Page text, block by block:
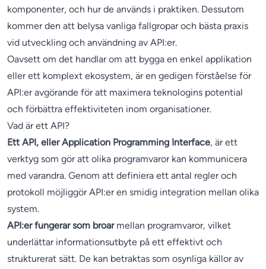
komponenter, och hur de används i praktiken. Dessutom
kommer den att belysa vanliga fallgropar och bästa praxis
vid utveckling och användning av API:er.
Oavsett om det handlar om att bygga en enkel applikation
eller ett komplext ekosystem, är en gedigen förståelse för
API:er avgörande för att maximera teknologins potential
och förbättra effektiviteten inom organisationer.
Vad är ett API?
Ett API, eller Application Programming Interface, är ett
verktyg som gör att olika programvaror kan kommunicera
med varandra. Genom att definiera ett antal regler och
protokoll möjliggör API:er en smidig integration mellan olika
system.
API:er fungerar som broarmellan programvaror, vilket
underlättar informationsutbyte på ett effektivt och
strukturerat sätt. De kan betraktas som osynliga källor av